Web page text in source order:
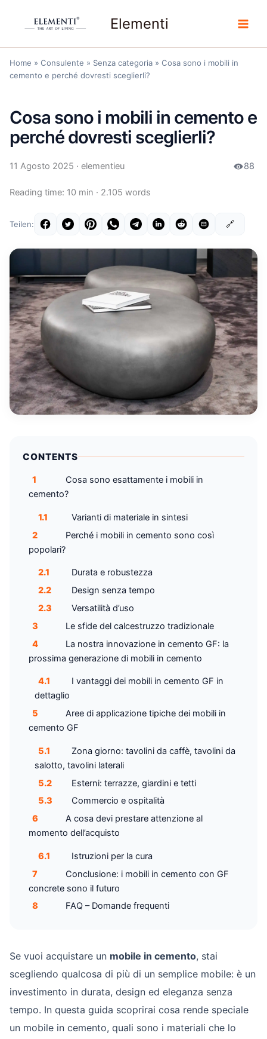
Elementi
Home » Consulente » Senza categoria » Cosa sono i mobili in
cemento e perché dovresti sceglierli?
Cosa sono i mobili in cemento e
perché dovresti sceglierli?
11 Agosto 2025 · elementieu 88
Reading time: 10 min · 2.105 words
Teilen: 🔗
CONTENTS
1
Cosa sono esattamente i mobili in
cemento?
1.1
Varianti di materiale in sintesi
2
Perché i mobili in cemento sono così
popolari?
2.1
Durata e robustezza
2.2
Design senza tempo
2.3
Versatilità d’uso
3
Le sfide del calcestruzzo tradizionale
4
La nostra innovazione in cemento GF: la
prossima generazione di mobili in cemento
4.1
I vantaggi dei mobili in cemento GF in
dettaglio
5
Aree di applicazione tipiche dei mobili in
cemento GF
5.1
Zona giorno: tavolini da caffè, tavolini da
salotto, tavolini laterali
5.2
Esterni: terrazze, giardini e tetti
5.3
Commercio e ospitalità
6
A cosa devi prestare attenzione al
momento dell’acquisto
6.1
Istruzioni per la cura
7
Conclusione: i mobili in cemento con GF
concrete sono il futuro
8
FAQ – Domande frequenti
Se vuoi acquistare un mobile in cemento, stai
scegliendo qualcosa di più di un semplice mobile: è un
investimento in durata, design ed eleganza senza
tempo. In questa guida scoprirai cosa rende speciale
un mobile in cemento, quali sono i materiali che lo